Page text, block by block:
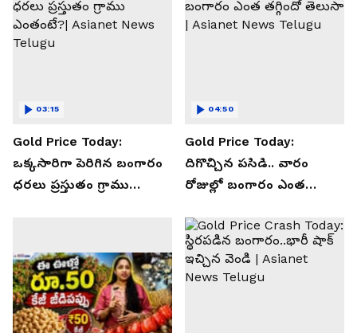
Gold Price Today:
ఒక్కసారిగా పెరిగిన బంగారం
ధరలు ప్రస్తుతం గ్రాము
03:15
Gold Price Today:
దిగొచ్చిన పసిడి.. వారం
రోజుల్లో బంగారం ఎంత
News Telugu
04:50